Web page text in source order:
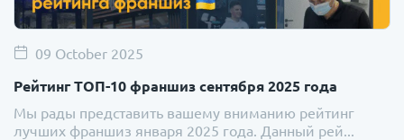
09 October 2025
Рейтинг ТОП-10 франшиз сентября 2025 года
Мы рады представить вашему вниманию рейтинг
лучших франшиз января 2025 года. Данный рей...